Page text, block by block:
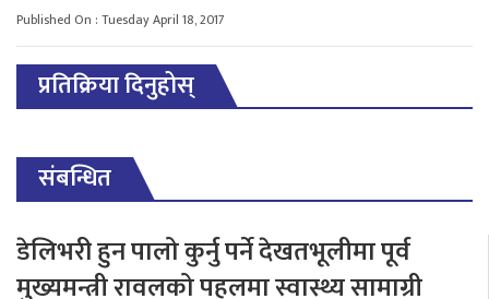
Published On : Tuesday April 18, 2017
प्रतिक्रिया दिनुहोस्
संबन्धित
डेलिभरी हुन पालो कुर्नु पर्ने देखतभूलीमा पूर्व
मुख्यमन्त्री रावलको पहलमा स्वास्थ्य सामाग्री